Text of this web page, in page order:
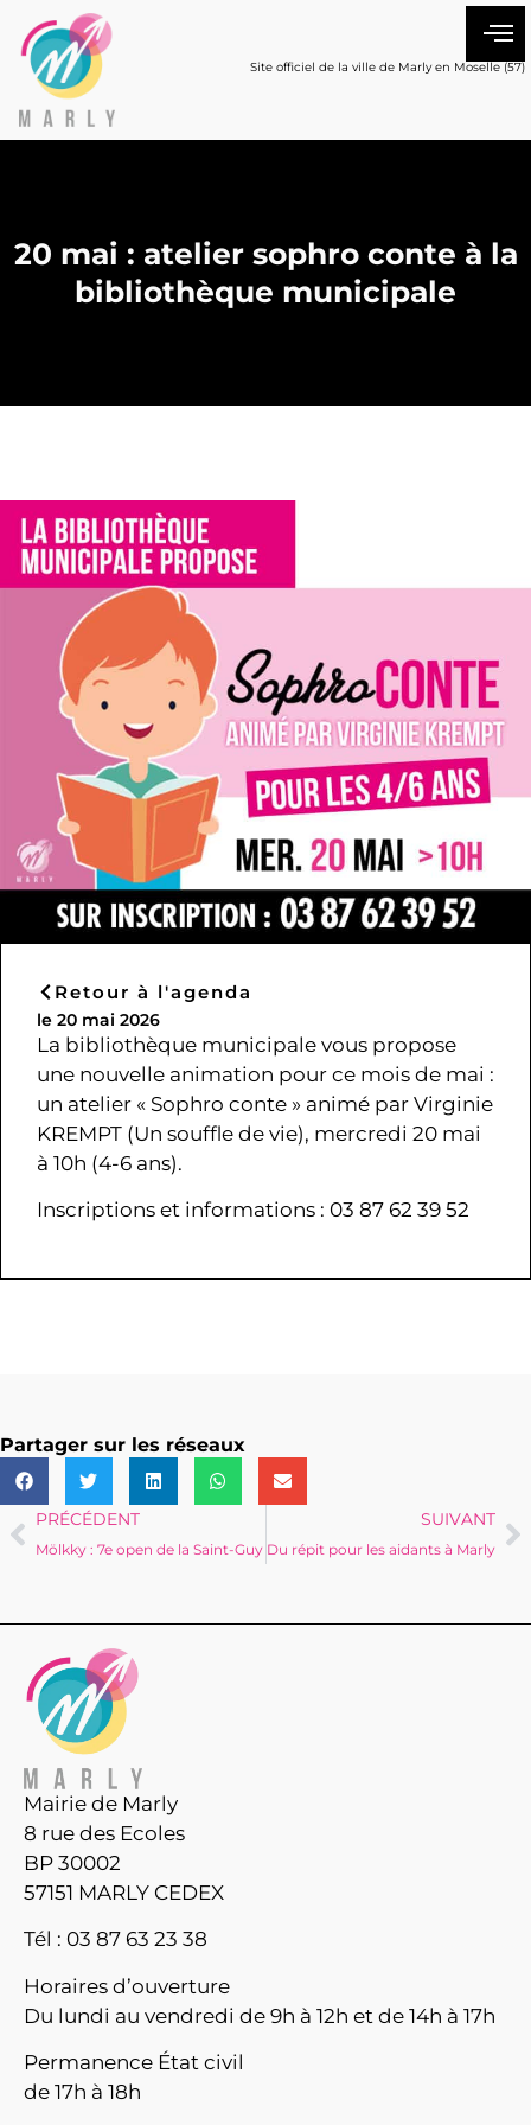
Site officiel de la ville de Marly en Moselle (57)
20 mai : atelier sophro conte à la
bibliothèque municipale
Retour à l'agenda
le 20 mai 2026
La bibliothèque municipale vous propose
une nouvelle animation pour ce mois de mai :
un atelier « Sophro conte » animé par Virginie
KREMPT (Un souffle de vie), mercredi 20 mai
à 10h (4-6 ans).
Inscriptions et informations : 03 87 62 39 52
Partager sur les réseaux
PRÉCÉDENT
Mölkky : 7e open de la Saint-Guy
SUIVANT
Du répit pour les aidants à Marly
Mairie de Marly
8 rue des Ecoles
BP 30002
57151 MARLY CEDEX
Tél : 03 87 63 23 38
Horaires d’ouverture
Du lundi au vendredi de 9h à 12h et de 14h à 17h
Permanence État civil
de 17h à 18h